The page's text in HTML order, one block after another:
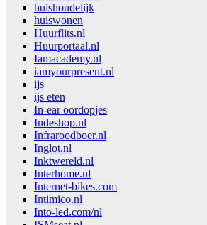
huishoudelijk
huiswonen
Huurflits.nl
Huurportaal.nl
Iamacademy.nl
iamyourpresent.nl
ijs
ijs eten
In-ear oordopjes
Indeshop.nl
Infraroodboer.nl
Inglot.nl
Inktwereld.nl
Interhome.nl
Internet-bikes.com
Intimico.nl
Into-led.com/nl